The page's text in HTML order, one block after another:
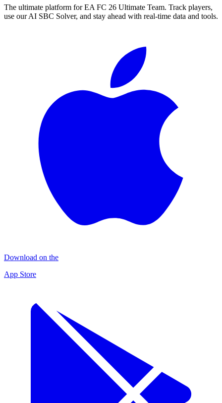
The ultimate platform for EA FC 26 Ultimate Team. Track players,
use our AI SBC Solver, and stay ahead with real-time data and tools.
Download on the
App Store